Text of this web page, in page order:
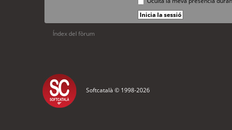
Índex del fòrum
Softcatalà © 1998-2026